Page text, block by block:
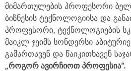
მიმართულების პროფესორი
ბიზნესის ტექნოლოგიისა და
პროფესორი, ტექნოლოგიების
მაიკლ ჯეიმს სონდერსი
გამართავენ და წაიკითხავენ
„როგორ ავირჩიოთ პროფესია“.